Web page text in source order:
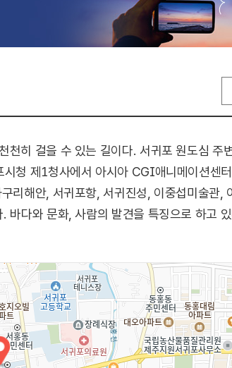
히 걸을 수 있는 길이다. 서귀포 원도심 주
청 제1청사에서 아시아 CGI애니메이션센
리해안, 서귀포항, 서귀진성, 이중섭미술관,
바다와 문화, 사람의 발견을 특징으로 하고